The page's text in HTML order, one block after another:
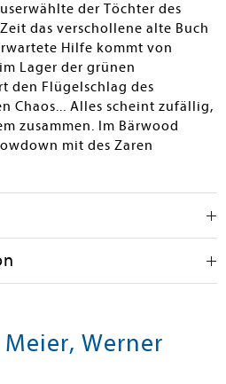
der Töchter des
das verschollene alte Buch
Hilfe kommt von
Lager der grünen
den Flügelschlag des
Chaos... Alles scheint zufällig,
zusammen. Im Bärwood
mit des Zaren
Werner